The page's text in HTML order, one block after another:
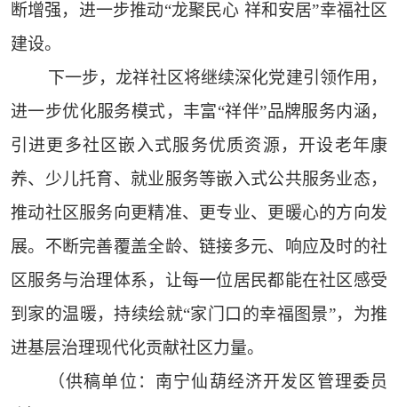
断增强，进一步推动“龙聚民心 祥和安居”幸福社区
建设。
下一步，龙祥社区将继续深化党建引领作用，
进一步优化服务模式，丰富“祥伴”品牌服务内涵，
引进更多社区嵌入式服务优质资源，开设老年康
养、少儿托育、就业服务等嵌入式公共服务业态，
推动社区服务向更精准、更专业、更暖心的方向发
展。不断完善覆盖全龄、链接多元、响应及时的社
区服务与治理体系，让每一位居民都能在社区感受
到家的温暖，持续绘就“家门口的幸福图景”，为推
进基层治理现代化贡献社区力量。
（供稿单位：南宁仙葫经济开发区管理委员